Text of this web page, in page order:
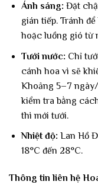
Ánh sáng: Đặt
gián tiếp. Tránh
hoặc luồng gió từ
Tưới nước: Chỉ
cánh hoa vì sẽ
Khoảng 5–7
kiểm tra bằng
thì mới tưới.
Nhiệt độ: Lan Hồ
18°C đến 28°C.
Thông tin liên hệ